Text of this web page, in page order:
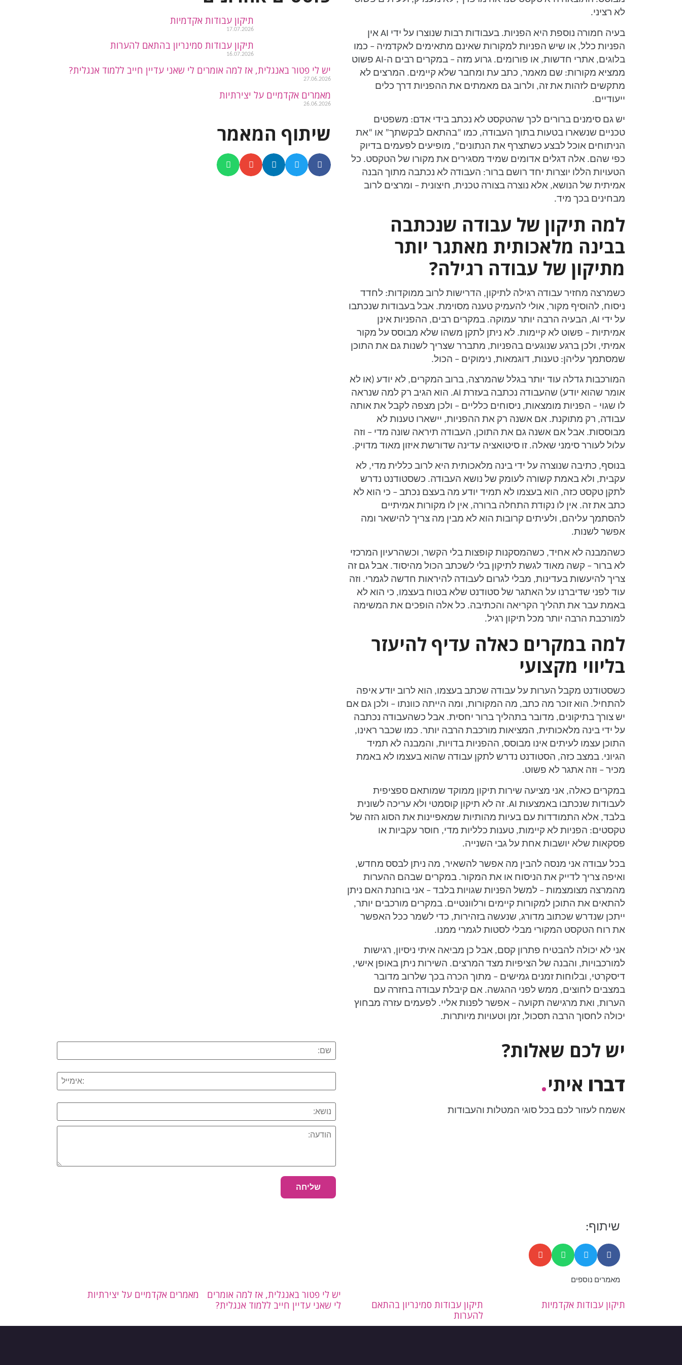
לא רציני.
בעיה חמורה נוספת היא הפניות. בעבודות רבות שנוצרו על ידי AI אין
הפניות כלל, או שיש הפניות למקורות שאינם מתאימים לאקדמיה – כמו
בלוגים, אתרי חדשות, או פורומים. גרוע מזה – במקרים רבים ה-AI פשוט
ממציא מקורות: שם מאמר, כתב עת ומחבר שלא קיימים. המרצים לא
מתקשים לזהות את זה, ולרוב גם מאמתים את ההפניות דרך כלים
ייעודיים.
יש גם סימנים ברורים לכך שהטקסט לא נכתב בידי אדם: משפטים
טכניים שנשארו בטעות בתוך העבודה, כמו “בהתאם לבקשתך” או “את
הניתוחים אוכל לבצע כשתצרף את הנתונים”, מופיעים לפעמים בדיוק
כפי שהם. אלה דגלים אדומים שמיד מסגירים את מקורו של הטקסט. כל
הטעויות הללו יוצרות יחד רושם ברור: העבודה לא נכתבה מתוך הבנה
אמיתית של הנושא, אלא נוצרה בצורה טכנית, חיצונית – ומרצים לרוב
מבחינים בכך מיד.
למה תיקון של עבודה שנכתבה
בבינה מלאכותית מאתגר יותר
מתיקון של עבודה רגילה?
כשמרצה מחזיר עבודה רגילה לתיקון, הדרישות לרוב ממוקדות: לחדד
ניסוח, להוסיף מקור, אולי להעמיק טענה מסוימת. אבל בעבודות שנכתבו
על ידי AI, הבעיה הרבה יותר עמוקה. במקרים רבים, ההפניות אינן
אמיתיות – פשוט לא קיימות. לא ניתן לתקן משהו שלא מבוסס על מקור
אמיתי, ולכן ברגע שנוגעים בהפניות, מתברר שצריך לשנות גם את התוכן
שמסתמך עליהן: טענות, דוגמאות, נימוקים – הכול.
המורכבות גדלה עוד יותר בגלל שהמרצה, ברוב המקרים, לא יודע (או לא
אומר שהוא יודע) שהעבודה נכתבה בעזרת AI. הוא הגיב רק למה שנראה
לו שגוי – הפניות מומצאות, ניסוחים כלליים – ולכן מצפה לקבל את אותה
עבודה, רק מתוקנת. אם אשנה רק את ההפניות, יישארו טענות לא
מבוססות. אבל אם אשנה גם את התוכן, העבודה תיראה שונה מדי – וזה
עלול לעורר סימני שאלה. זו סיטואציה עדינה שדורשת איזון מאוד מדויק.
בנוסף, כתיבה שנוצרה על ידי בינה מלאכותית היא לרוב כללית מדי, לא
עקבית, ולא באמת קשורה לעומק של נושא העבודה. כשסטודנט נדרש
לתקן טקסט כזה, הוא בעצמו לא תמיד יודע מה בעצם נכתב – כי הוא לא
כתב את זה. אין לו נקודת התחלה ברורה, אין לו מקורות אמיתיים
להסתמך עליהם, ולעיתים קרובות הוא לא מבין מה צריך להישאר ומה
אפשר לשנות.
כשהמבנה לא אחיד, כשהמסקנות קופצות בלי הקשר, וכשהרעיון המרכזי
לא ברור – קשה מאוד לגשת לתיקון בלי לשכתב הכול מהיסוד. אבל גם זה
צריך להיעשות בעדינות, מבלי לגרום לעבודה להיראות חדשה לגמרי. וזה
עוד לפני שדיברנו על האתגר של סטודנט שלא בטוח בעצמו, כי הוא לא
באמת עבר את תהליך הקריאה והכתיבה. כל אלה הופכים את המשימה
למורכבת הרבה יותר מכל תיקון רגיל.
למה במקרים כאלה עדיף להיעזר
בליווי מקצועי
כשסטודנט מקבל הערות על עבודה שכתב בעצמו, הוא לרוב יודע איפה
להתחיל. הוא זוכר מה כתב, מה המקורות, ומה הייתה כוונתו – ולכן גם אם
יש צורך בתיקונים, מדובר בתהליך ברור יחסית. אבל כשהעבודה נכתבה
על ידי בינה מלאכותית, המציאות מורכבת הרבה יותר. כמו שכבר ראינו,
התוכן עצמו לעיתים אינו מבוסס, ההפניות בדויות, והמבנה לא תמיד
הגיוני. במצב כזה, הסטודנט נדרש לתקן עבודה שהוא בעצמו לא באמת
מכיר – וזה אתגר לא פשוט.
במקרים כאלה, אני מציעה שירות תיקון ממוקד שמותאם ספציפית
לעבודות שנכתבו באמצעות AI. זה לא תיקון קוסמטי ולא עריכה לשונית
בלבד, אלא התמודדות עם בעיות מהותיות שמאפיינות את הסוג הזה של
טקסטים: הפניות לא קיימות, טענות כלליות מדי, חוסר עקביות או
פסקאות שלא יושבות אחת על גבי השנייה.
בכל עבודה אני מנסה להבין מה אפשר להשאיר, מה ניתן לבסס מחדש,
ואיפה צריך לדייק את הניסוח או את המקור. במקרים שבהם ההערות
מהמרצה מצומצמות – למשל הפניות שגויות בלבד – אני בוחנת האם ניתן
להתאים את התוכן למקורות קיימים ורלוונטיים. במקרים מורכבים יותר,
ייתכן שנדרש שכתוב מדורג, שנעשה בזהירות, כדי לשמר ככל האפשר
את רוח הטקסט המקורי מבלי לסטות לגמרי ממנו.
אני לא יכולה להבטיח פתרון קסם, אבל כן מביאה איתי ניסיון, רגישות
למורכבויות, והבנה של הציפיות מצד המרצים. השירות ניתן באופן אישי,
דיסקרטי, ובלוחות זמנים גמישים – מתוך הכרה בכך שלרוב מדובר
במצבים לחוצים, ממש לפני ההגשה. אם קיבלת עבודה בחזרה עם
הערות, ואת מרגישה תקועה – אפשר לפנות אליי. לפעמים עזרה מבחוץ
יכולה לחסוך הרבה תסכול, זמן וטעויות מיותרות.
תיקון עבודות אקדמיות
17.07.2026
תיקון עבודות סמינריון בהתאם להערות
16.07.2026
יש לי פטור באנגלית, אז למה אומרים לי שאני עדיין חייב ללמוד אנגלית?
27.06.2026
מאמרים אקדמיים על יצירתיות
26.06.2026
שיתוף המאמר
יש לכם שאלות?
דברו איתי.
אשמח לעזור לכם בכל סוגי המטלות והעבודות
שיתוף:
מאמרים נוספים
תיקון עבודות אקדמיות
תיקון עבודות סמינריון בהתאם
להערות
יש לי פטור באנגלית, אז למה אומרים
לי שאני עדיין חייב ללמוד אנגלית?
מאמרים אקדמיים על יצירתיות